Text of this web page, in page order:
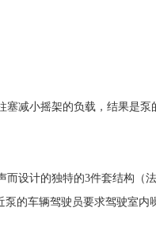
塞减小摇架的负载，结果是泵
设计的独特的3件套结构（
的车辆驾驶员要求驾驶室内